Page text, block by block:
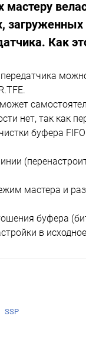
загруженных
Как
нет, так как
буфера
мастера и
буфера
в
SSP